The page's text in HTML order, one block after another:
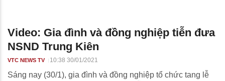
Video: Gia đình và đồng nghiệp tiễn đưa
NSND Trung Kiên
VTC NEWS TV 10:38 30/01/2021
Sáng nay (30/1), gia đình và đồng nghiệp tổ chức tang lễ